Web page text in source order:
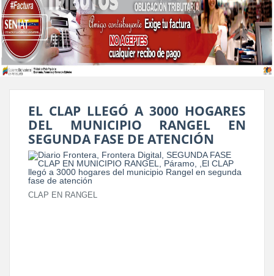
EL CLAP LLEGÓ A 3000 HOGARES
DEL MUNICIPIO RANGEL EN
SEGUNDA FASE DE ATENCIÓN
CLAP EN RANGEL